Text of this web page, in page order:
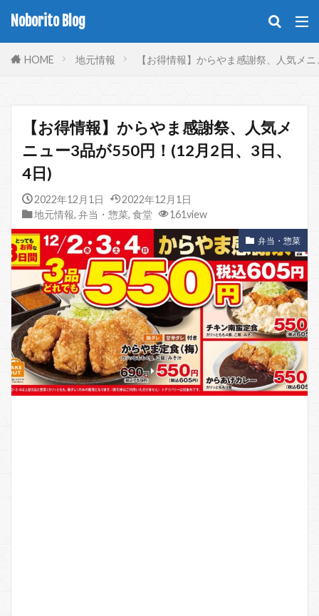
Noborito Blog
HOME 地元情報 【お得情報】からやま感謝祭、人気メ
【お得情報】からやま感謝祭、人気メ
ニュー3品が550円！(12月2日、3日、
4日)
2022年12月1日
2022年12月1日
地元情報, 弁当・惣菜, 食堂 161view
弁当・惣菜